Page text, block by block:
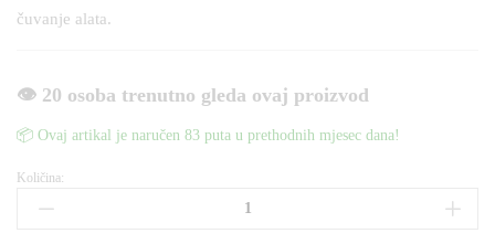
čuvanje alata.
👁️ 20 osoba trenutno gleda ovaj proizvod
📦 Ovaj artikal je naručen 83 puta u prethodnih mjesec dana!
Aku
Količina: